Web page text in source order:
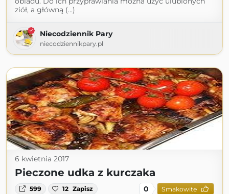
ziół, a główną (...)
Niecodziennik Pary
niecodziennikpary.pl
6 kwietnia 2017
Pieczone udka z kurczaka
599 12 Zapisz 0 Smakowite